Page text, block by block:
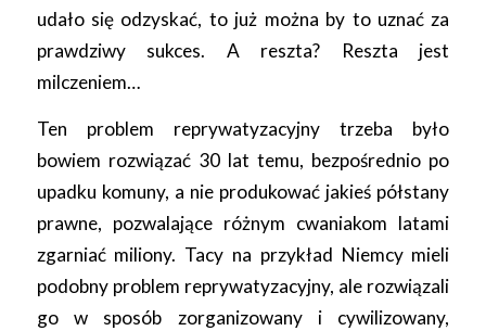
udało się odzyskać, to już można by to uznać za
prawdziwy sukces. A reszta? Reszta jest
milczeniem…
Ten problem reprywatyzacyjny trzeba było
bowiem rozwiązać 30 lat temu, bezpośrednio po
upadku komuny, a nie produkować jakieś półstany
prawne, pozwalające różnym cwaniakom latami
zgarniać miliony. Tacy na przykład Niemcy mieli
podobny problem reprywatyzacyjny, ale rozwiązali
go w sposób zorganizowany i cywilizowany,